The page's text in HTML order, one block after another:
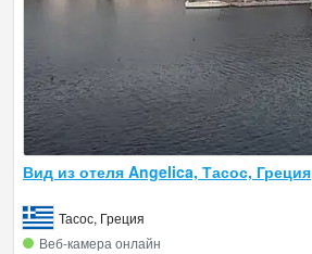
Вид из отеля Angelica, Тасос, Греция
Тасос, Греция
Веб‑камера онлайн